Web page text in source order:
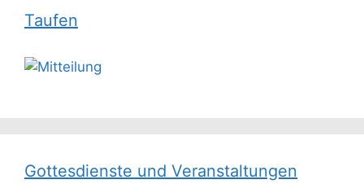
Taufen
Gottesdienste und Veranstaltungen